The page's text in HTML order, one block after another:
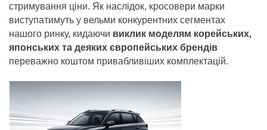
стримування ціни. Як наслідок, кросовери марки
виступатимуть у вельми конкурентних сегментах
нашого ринку, кидаючи виклик моделям корейських,
японських та деяких європейських брендів
переважно коштом привабливіших комплектацій.